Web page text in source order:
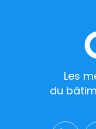
Les
du